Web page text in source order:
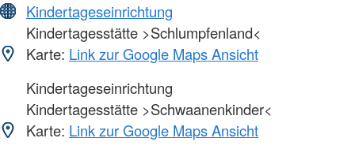
Kindertageseinrichtung
Kindertagesstätte >Schlumpfenland<
Karte: Link zur Google Maps Ansicht
Kindertageseinrichtung
Kindertagesstätte >Schwaanenkinder<
Karte: Link zur Google Maps Ansicht